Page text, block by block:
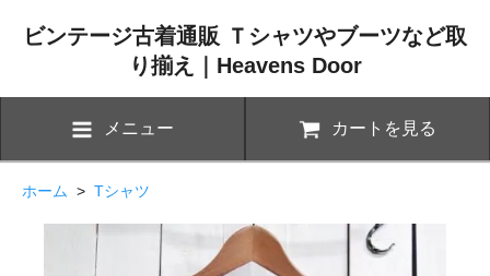
ビンテージ古着通販 Ｔシャツやブーツなど取
り揃え｜Heavens Door
メニュー カートを見る
ホーム > Tシャツ